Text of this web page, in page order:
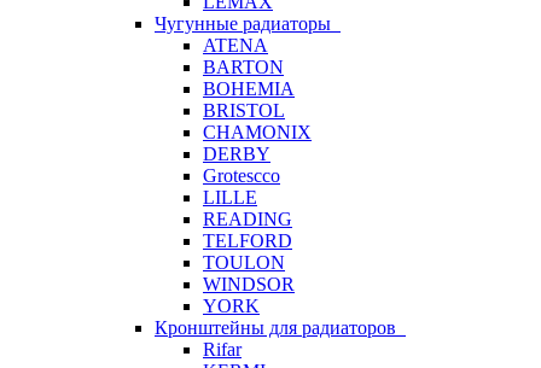
Чугунные радиаторы
ATENA
BARTON
BOHEMIA
BRISTOL
CHAMONIX
DERBY
Grotescco
LILLE
READING
TELFORD
TOULON
WINDSOR
YORK
Кронштейны для радиаторов
Rifar